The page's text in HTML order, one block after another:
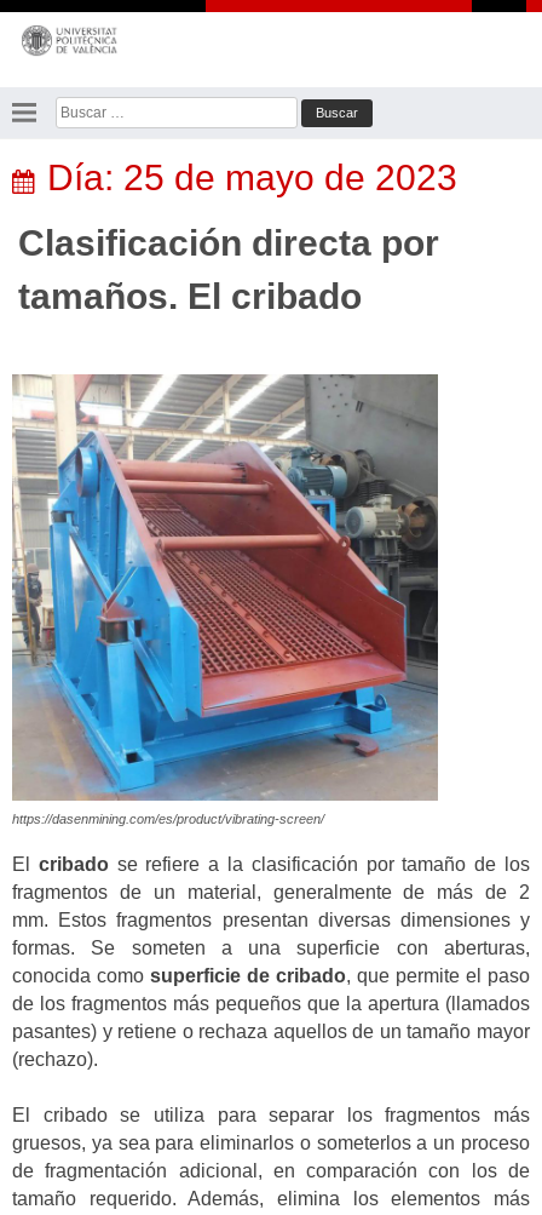
Saltar
contenido
Buscar:
Día: 25 de mayo de 2023
Clasificación directa por
tamaños. El cribado
https://dasenmining.com/es/product/vibrating-screen/
El cribadose refiere a la clasificación por tamaño de los
fragmentos de un material, generalmente de más de 2
mm. Estos fragmentos presentan diversas dimensiones y
formas. Se someten a una superficie con aberturas,
conocida como superficie de cribado, que permite el paso
de los fragmentos más pequeños que la apertura (llamados
pasantes) y retiene o rechaza aquellos de un tamaño mayor
(rechazo).
El cribado se utiliza para separar los fragmentos más
gruesos, ya sea para eliminarlos o someterlos a un proceso
de fragmentación adicional, en comparación con los de
tamaño requerido. Además, elimina los elementos más